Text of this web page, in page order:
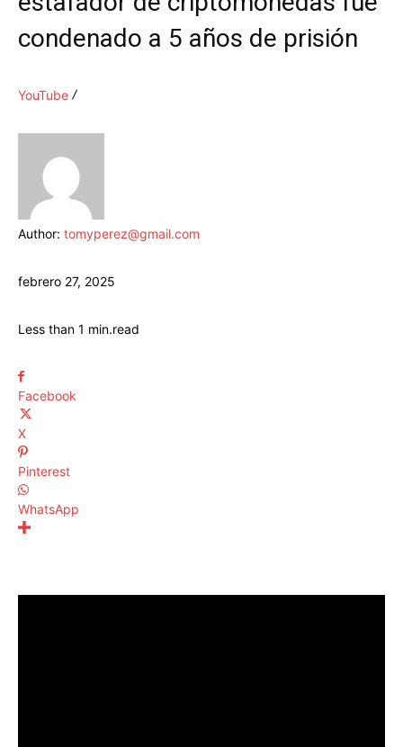
condenado a 5 años de prisión
YouTube
Author: tomyperez@gmail.com
febrero 27, 2025
Less than 1 min.read
Facebook
X
Pinterest
WhatsApp